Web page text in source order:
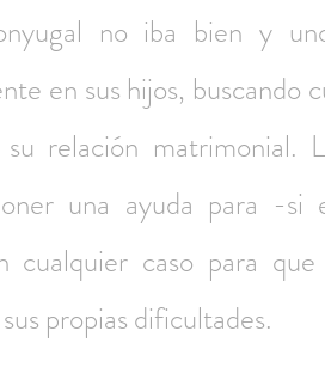
no iba bien y
en sus hijos, buscando
relación matrimonial.
una ayuda para -
cualquier caso para
propias dificultades.